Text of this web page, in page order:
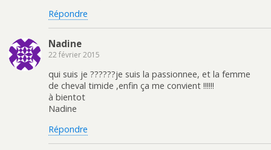
Répondre
Nadine
22 février 2015
qui suis je ??????je suis la passionnee, et la femme
de cheval timide ,enfin ça me convient !!!!!!
à bientot
Nadine
Répondre